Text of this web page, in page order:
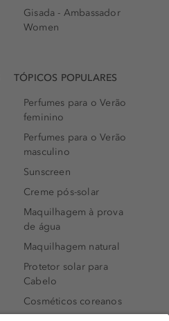
Gisada - Ambassador
Women
TÓPICOS POPULARES
Perfumes para o Verão
feminino
Perfumes para o Verão
masculino
Sunscreen
Creme pós-solar
Maquilhagem à prova
de água
Maquilhagem natural
Protetor solar para
Cabelo
Cosméticos coreanos